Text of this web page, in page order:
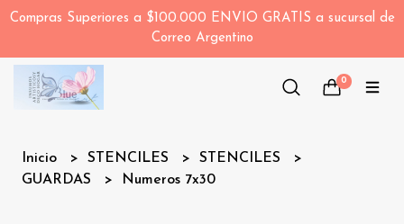
Compras Superiores a $100.000 ENVIO GRATIS a sucursal de
Correo Argentino
0
Inicio STENCILES
STENCILES
GUARDAS
Numeros 7x30